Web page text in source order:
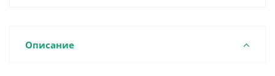
Описание